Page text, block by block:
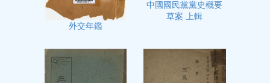
外交年鑑
中國國民黨黨史概要
草案 上輯